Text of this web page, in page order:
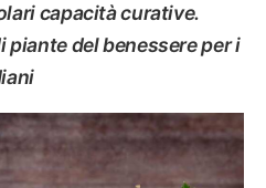
capacità curative.
piante del benessere per i